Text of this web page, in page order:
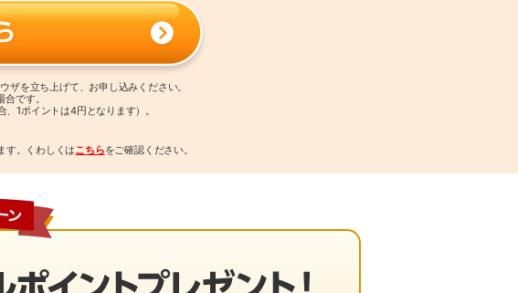
ザを立ち上げて、お申し込みください。
です。
1ポイントは4円となります）。
す。くわしくはこちらをご確認ください。